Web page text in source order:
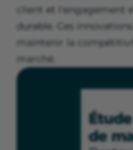
client et l'engagement
durable. Ces
maintenir la
marché.